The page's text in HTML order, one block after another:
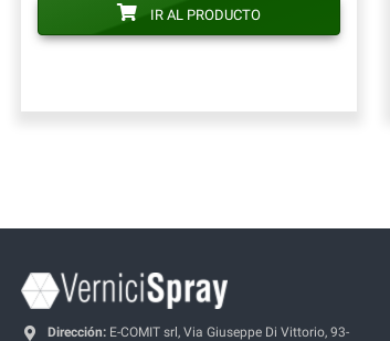
IR AL PRODUCTO
Dirección: E-COMIT srl, Via Giuseppe Di Vittorio, 93-